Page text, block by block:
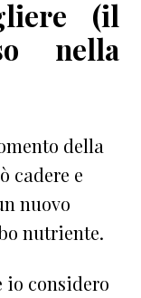
(il
nella
della
cadere e
nuovo
nutriente.
io considero